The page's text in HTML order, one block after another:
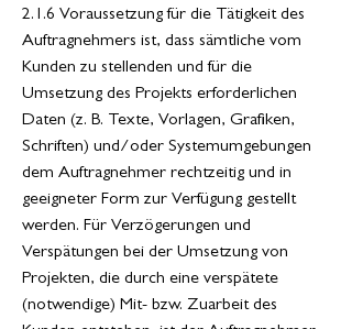
2.1.6 Voraussetzung für die Tätigkeit des
Auftragnehmers ist, dass sämtliche vom
Kunden zu stellenden und für die
Umsetzung des Projekts erforderlichen
Daten (z. B. Texte, Vorlagen, Grafiken,
Schriften) und/oder Systemumgebungen
dem Auftragnehmer rechtzeitig und in
geeigneter Form zur Verfügung gestellt
werden. Für Verzögerungen und
Verspätungen bei der Umsetzung von
Projekten, die durch eine verspätete
(notwendige) Mit- bzw. Zuarbeit des